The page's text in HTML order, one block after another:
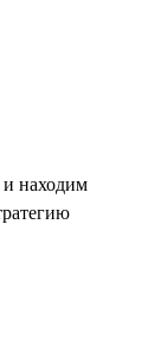
и находим